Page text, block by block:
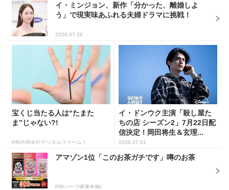
イ・ミンジョン、新作「分かった、離婚しよ
う」で現実味あふれる夫婦ドラマに挑戦！
2026.07.28
宝くじ当たる人は“たまた
ま”じゃない?!
PR(合同会社デジタルファーム )
イ・ドンウク主演「殺し屋た
ちの店 シーズン2」7月22日配
信決定！岡田将生＆玄理...
2026.07.01
アマゾン1位「このお茶ガチです」噂のお茶
PR(ハーブ健康本舗)